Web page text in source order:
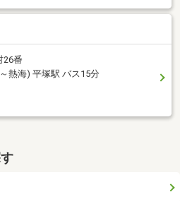
26番
熱海) 平塚駅 バス15分